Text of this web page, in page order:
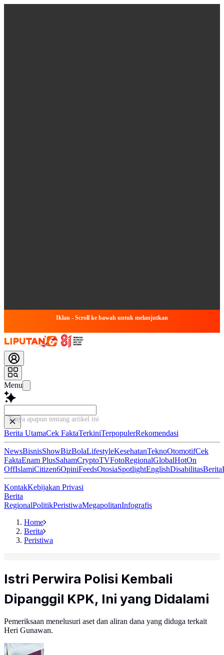
Iklan - Scroll ke bawah untuk melanjutkan
Menu
Tanya apapun tentang artikel ini.
Berita UtamaCek FaktaTerkiniTerpopulerRekomendasi
NewsBisnisShowBizBolaLifestyleKesehatanTeknoOtomotifCek
FaktaEnam PlusSahamCryptoTVFotoRegionalGlobalHotOn
OffIslamiCitizen6OpiniFeedsOtosiaSpotlightEnglishDisabilitasBerita
KontakKebijakan Privasi
Berita
RegionalPolitikPeristiwaMegapolitanInfografis
Home
Berita
Peristiwa
Istri Perwira Polisi Kembali
Dipanggil KPK, Ini yang Didalami
Pemeriksaan menelusuri aset dan aliran dana yang diduga terkait
Heri Gunawan.